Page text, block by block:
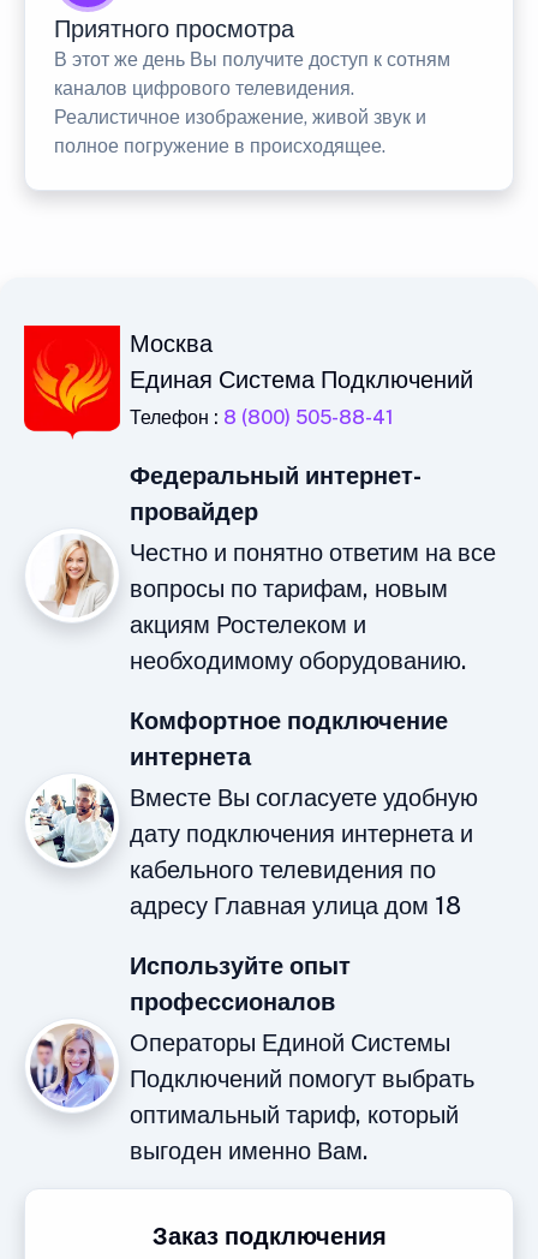
Приятного просмотра
В этот же день Вы получите доступ к сотням
каналов цифрового телевидения.
Реалистичное изображение, живой звук и
полное погружение в происходящее.
Москва
Единая Система Подключений
Телефон : 8 (800) 505-88-41
Федеральный интернет-
провайдер
Честно и понятно ответим на все
вопросы по тарифам, новым
акциям Ростелеком и
необходимому оборудованию.
Комфортное подключение
интернета
Вместе Вы согласуете удобную
дату подключения интернета и
кабельного телевидения по
адресу Главная улица дом 18
Используйте опыт
профессионалов
Операторы Единой Системы
Подключений помогут выбрать
оптимальный тариф, который
выгоден именно Вам.
Заказ подключения